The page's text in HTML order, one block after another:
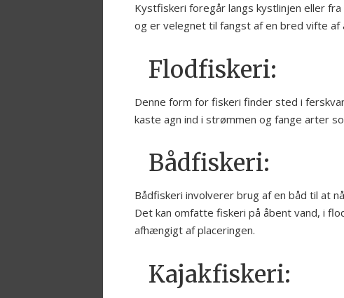
Kystfiskeri foregår langs kystlinjen eller
og er velegnet til fangst af en bred vifte
Flodfiskeri:
Denne form for fiskeri finder sted i
kaste agn ind i strømmen og fange arter
Bådfiskeri:
Bådfiskeri involverer brug af en båd til at
Det kan omfatte fiskeri på åbent vand, i
afhængigt af placeringen.
Kajakfiskeri: